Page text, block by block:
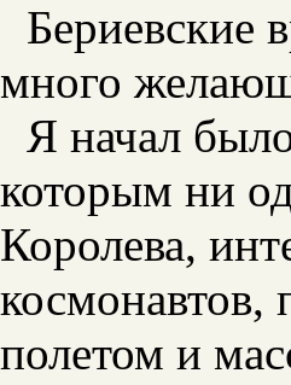
Бериевские
много
Я начал
которым ни
Королева,
полетом и